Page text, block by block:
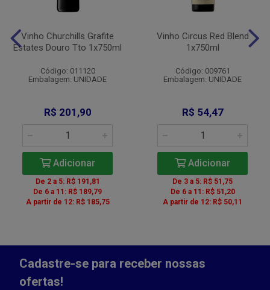
Vinho Churchills Grafite
Estates Douro Tto 1x750ml
Código: 011120
Embalagem: UNIDADE
R$ 201,90
Adicionar
De 2 a 5: R$ 191,81
De 6 a 11: R$ 189,79
A partir de 12: R$ 185,75
Vinho Circus Red Blend
1x750ml
Código: 009761
Embalagem: UNIDADE
R$ 54,47
Adicionar
De 3 a 5: R$ 51,75
De 6 a 11: R$ 51,20
A partir de 12: R$ 50,11
Cadastre-se para receber nossas
ofertas!